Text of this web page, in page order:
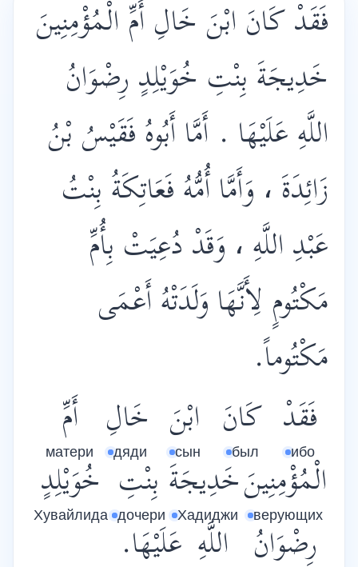
فَقَدْ كَانَ ابْنَ خَالِ أَمِّ الْمُؤْمِنِينَ
خَدِيجَةَ بِنْتِ خُوَيْلِدٍ رِضْوَانُ
اللَّهِ عَلَيْهَا . أَمَّا أَبُوهُ فَقَيْسُ بْنُ
زَائِدَةَ ، وَأَمَّا أُمُّهُ فَعَاتِكَةُ بِنْتُ
عَبْدِ اللَّهِ ، وَقَدْ دُعِيَتْ بِأُمِّ
مَكْتُومٍ لِأَنَّهَا وَلَدَتْهُ أَعْمَى
مَكْتُوماً.
فَقَدْ
ибо
كَانَ
был
ابْنَ
сын
خَالِ
дяди
أَمِّ
матери
الْمُؤْمِنِينَ
верующих
خَدِيجَةَ
Хадиджи
بِنْتِ
дочери
خُوَيْلِدٍ
Хувайлида
رِضْوَانُ اللَّهِ عَلَيْهَا.